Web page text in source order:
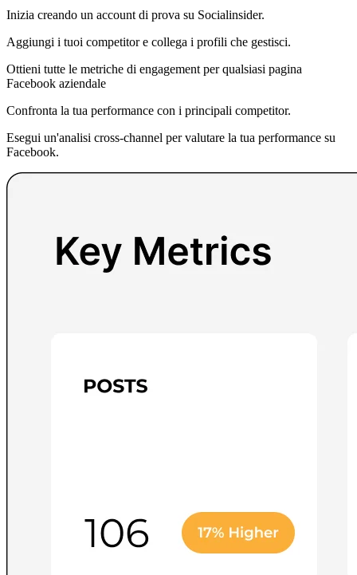
Inizia creando un account di prova su Socialinsider.
Aggiungi i tuoi competitor e collega i profili che gestisci.
Ottieni tutte le metriche di engagement per qualsiasi pagina
Facebook aziendale
Confronta la tua performance con i principali competitor.
Esegui un'analisi cross-channel per valutare la tua performance su
Facebook.